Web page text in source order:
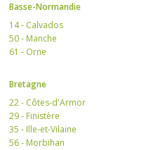
Basse-Normandie
14 - Calvados
50 - Manche
61 - Orne
Bretagne
22 - Côtes-d'Armor
29 - Finistère
35 - Ille-et-Vilaine
56 - Morbihan